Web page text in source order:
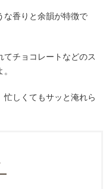
な香りと余韻が特徴で
てチョコレートなどのス
しくてもサッと淹れら